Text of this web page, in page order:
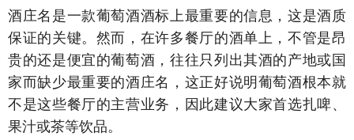
酒庄名是一款葡萄酒酒标上最重要的信息，这是酒质
保证的关键。然而，在许多餐厅的酒单上，不管是昂
贵的还是便宜的葡萄酒，往往只列出其酒的产地或国
家而缺少最重要的酒庄名，这正好说明葡萄酒根本就
不是这些餐厅的主营业务，因此建议大家首选扎啤、
果汁或茶等饮品。